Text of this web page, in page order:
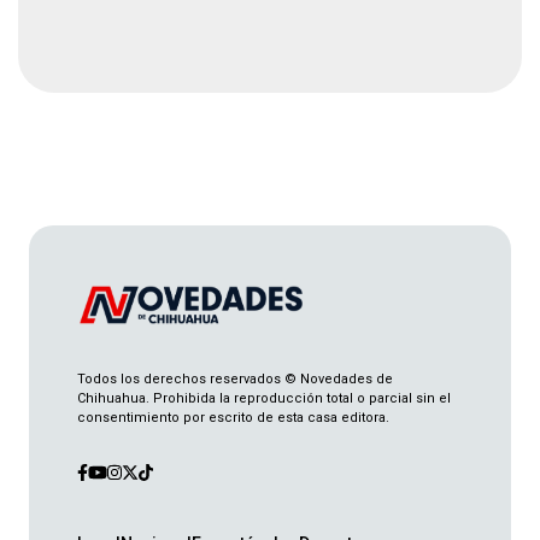
Local 1 min
León suma otra victoria en la Leagues Cup
Local
Todos los derechos reservados © Novedades de
Chihuahua. Prohibida la reproducción total o parcial sin el
consentimiento por escrito de esta casa editora.